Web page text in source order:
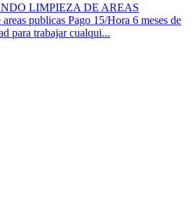
LIMPIEZA DE AREAS
publicas Pago 15/Hora 6 meses de
para trabajar cualqui...